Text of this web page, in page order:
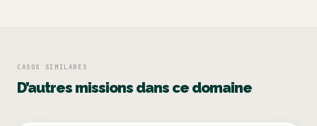
CASOS SIMILARES
D’autres missions dans ce domaine